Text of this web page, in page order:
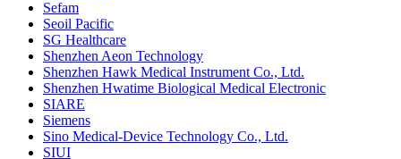
Sefam
Seoil Pacific
SG Healthcare
Shenzhen Aeon Technology
Shenzhen Hawk Medical Instrument Co., Ltd.
Shenzhen Hwatime Biological Medical Electronic
SIARE
Siemens
Sino Medical-Device Technology Co., Ltd.
SIUI